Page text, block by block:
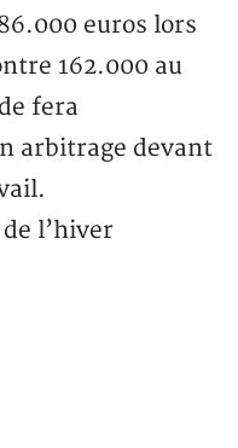
euros lors
162.000 au
fera
arbitrage devant
l’hiver